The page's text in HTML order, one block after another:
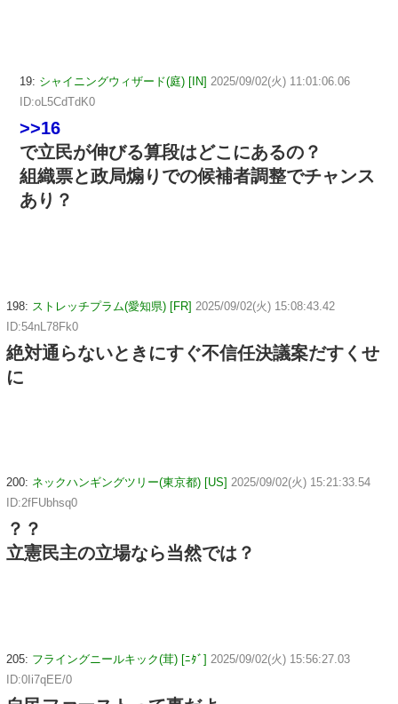
19: シャイニングウィザード(庭) [IN] 2025/09/02(火) 11:01:06.06
ID:oL5CdTdK0
>>16
で立民が伸びる算段はどこにあるの？
組織票と政局煽りでの候補者調整でチャンス
あり？
198: ストレッチプラム(愛知県) [FR] 2025/09/02(火) 15:08:43.42
ID:54nL78Fk0
絶対通らないときにすぐ不信任決議案だすくせ
に
200: ネックハンギングツリー(東京都) [US] 2025/09/02(火) 15:21:33.54
ID:2fFUbhsq0
？？
立憲民主の立場なら当然では？
205: フライングニールキック(茸) [ﾆﾀﾞ] 2025/09/02(火) 15:56:27.03
ID:0Ii7qEE/0